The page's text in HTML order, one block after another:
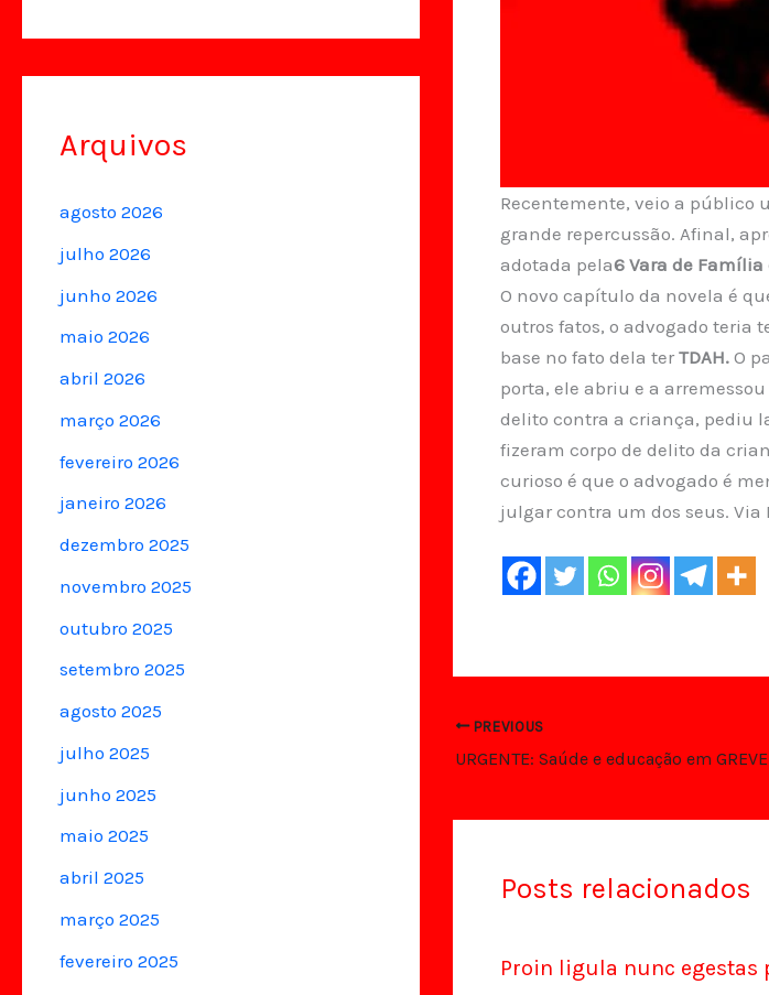
Arquivos
agosto 2026
julho 2026
junho 2026
maio 2026
abril 2026
março 2026
fevereiro 2026
janeiro 2026
dezembro 2025
novembro 2025
outubro 2025
setembro 2025
agosto 2025
julho 2025
junho 2025
maio 2025
abril 2025
março 2025
fevereiro 2025
Recentemente, veio a público
grande repercussão. Afinal,
adotada pela6 Vara de Família
O novo capítulo da novela é
outros fatos, o advogado teria
base no fato dela terTDAH.O
porta, ele abriu e a
delito contra a criança, pediu
fizeram corpo de delito da
curioso é que o advogado é
julgar contra um dos seus. Via
PREVIOUS
URGENTE: Saúde e educação em GREVE
Posts relacionados
Proin ligula nunc egestas